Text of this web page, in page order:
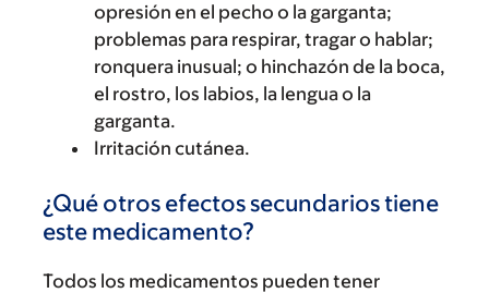
opresión en el pecho o la garganta;
problemas para respirar, tragar o hablar;
ronquera inusual; o hinchazón de la boca,
el rostro, los labios, la lengua o la
garganta.
Irritación cutánea.
¿Qué otros efectos secundarios tiene
este medicamento?
Todos los medicamentos pueden tener